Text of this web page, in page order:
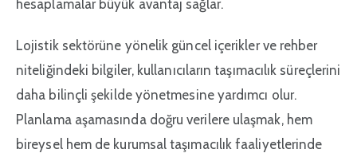
hesaplamalar büyük avantaj sağlar.
Lojistik sektörüne yönelik güncel içerikler ve rehber
niteliğindeki bilgiler, kullanıcıların taşımacılık süreçlerini
daha bilinçli şekilde yönetmesine yardımcı olur.
Planlama aşamasında doğru verilere ulaşmak, hem
bireysel hem de kurumsal taşımacılık faaliyetlerinde